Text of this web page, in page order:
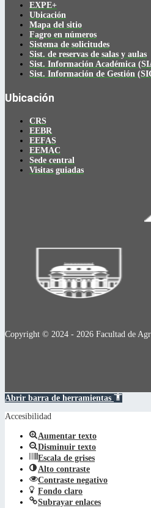
EXPE+
Ubicación
Mapa del sitio
Fagro en números
Sistema de solicitudes
Sist. de reservas de salas y aulas
Sist. Información Académica
Sist. Información de Gestión
Ubicación
CRS
EEBR
EEFAS
EEMAC
Sede central
Visitas guiadas
Copyright © 2024 - 2026 Facultad de
Abrir barra de herramientas
Accesibilidad
Aumentar texto
Disminuir texto
Escala de grises
Alto contraste
Contraste negativo
Fondo claro
Subrayar enlaces